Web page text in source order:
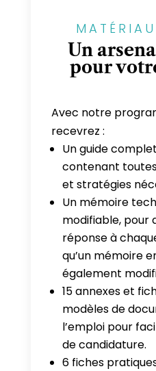
Un
pour
Avec notre
recevrez :
Un guide
contenant
et stratégies
Un mémoire
modifiable, pour
réponse à
qu’un mémoire
également
15 annexes et
modèles de
l’emploi pour
de candidature.
6 fiches